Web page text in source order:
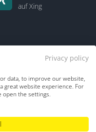
auf Xing
Über uns
Privacy policy
data, to improve our website,
great website experience. For
open the settings.